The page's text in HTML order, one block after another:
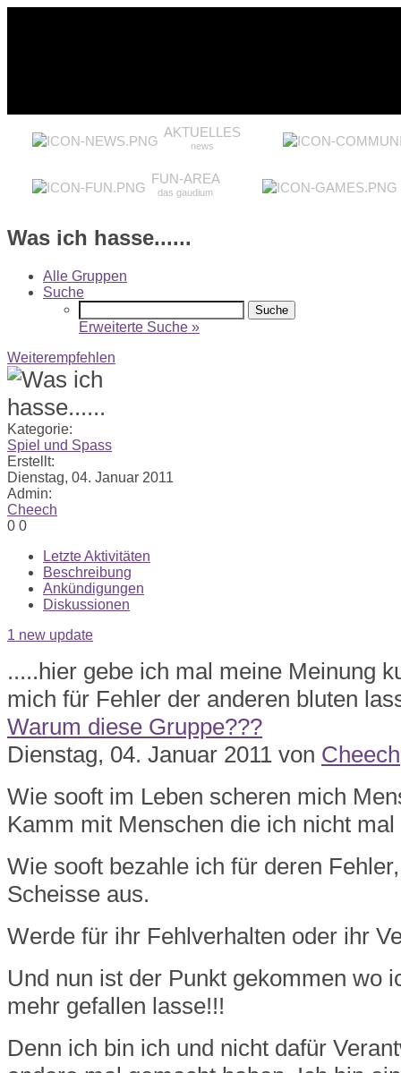
AKTUELLES
news
FUN-AREA
das gaudium
Was ich hasse......
Alle Gruppen
Suche
Erweiterte Suche »
Weiterempfehlen
Kategorie:
Spiel und Spass
Erstellt:
Dienstag, 04. Januar 2011
Admin:
Cheech
0 0
Letzte Aktivitäten
Beschreibung
Ankündigungen
Diskussionen
1 new update
.....hier gebe ich mal meine Meinung
mich für Fehler der anderen bluten
Warum diese Gruppe???
Dienstag, 04. Januar 2011 von Cheech
Wie sooft im Leben scheren mich
Kamm mit Menschen die ich nicht
Wie sooft bezahle ich für deren
Scheisse aus.
Werde für ihr Fehlverhalten oder ihr
Und nun ist der Punkt gekommen wo
mehr gefallen lasse!!!
Denn ich bin ich und nicht dafür